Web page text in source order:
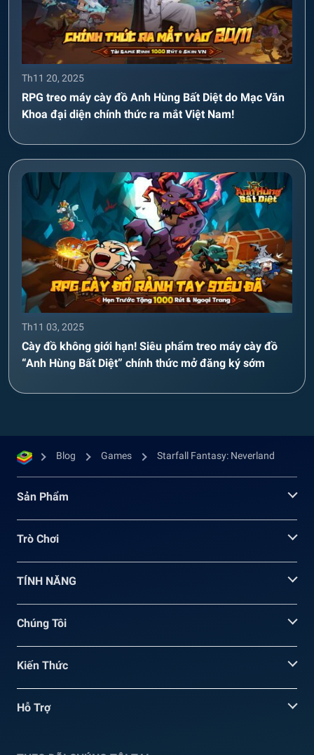
Th11 20, 2025
RPG treo máy cày đồ Anh Hùng Bất Diệt do Mạc Văn
Khoa đại diện chính thức ra mắt Việt Nam!
Th11 03, 2025
Cày đồ không giới hạn! Siêu phẩm treo máy cày đồ
“Anh Hùng Bất Diệt” chính thức mở đăng ký sớm
Blog Games Starfall Fantasy: Neverland
Sản Phẩm
Trò Chơi
TÍNH NĂNG
Chúng Tôi
Kiến Thức
Hỗ Trợ